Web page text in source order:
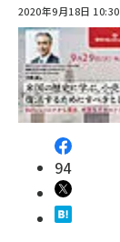
2020年9月18日 10:30
94